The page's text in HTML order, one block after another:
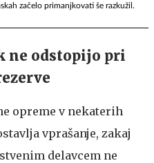
začelo primanjkovati še razkužil.
ne odstopijo pri
opreme v nekaterih
vprašanje, zakaj
delavcem ne